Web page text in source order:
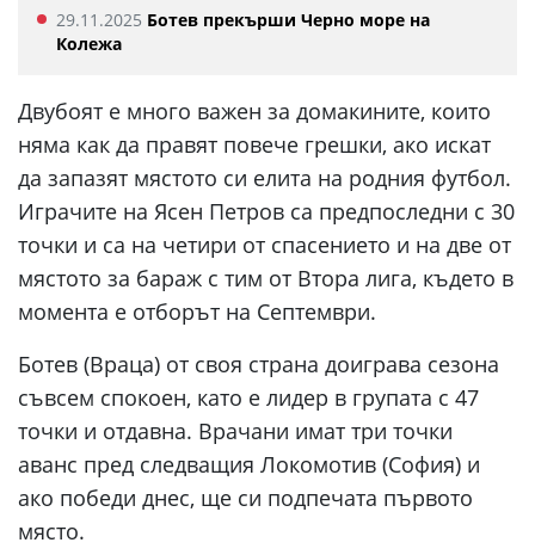
29.11.2025 Ботев прекърши Черно море на
Колежа
Двубоят е много важен за домакините, които
няма как да правят повече грешки, ако искат
да запазят мястото си елита на родния футбол.
Играчите на Ясен Петров са предпоследни с 30
точки и са на четири от спасението и на две от
мястото за бараж с тим от Втора лига, където в
момента е отборът на Септември.
Ботев (Враца) от своя страна доиграва сезона
съвсем спокоен, като е лидер в групата с 47
точки и отдавна. Врачани имат три точки
аванс пред следващия Локомотив (София) и
ако победи днес, ще си подпечата първото
място.